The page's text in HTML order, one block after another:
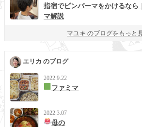
指宿でピンパーマをかけるなら
マ解説
マユキ のブログをもっと
エリカ のブログ
2022.9.22
ファミマ
2022.3.07
母の